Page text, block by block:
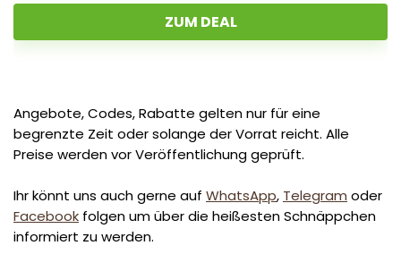
ZUM DEAL
Angebote, Codes, Rabatte gelten nur für eine
begrenzte Zeit oder solange der Vorrat reicht. Alle
Preise werden vor Veröffentlichung geprüft.
Ihr könnt uns auch gerne auf WhatsApp, Telegram oder
Facebook folgen um über die heißesten Schnäppchen
informiert zu werden.